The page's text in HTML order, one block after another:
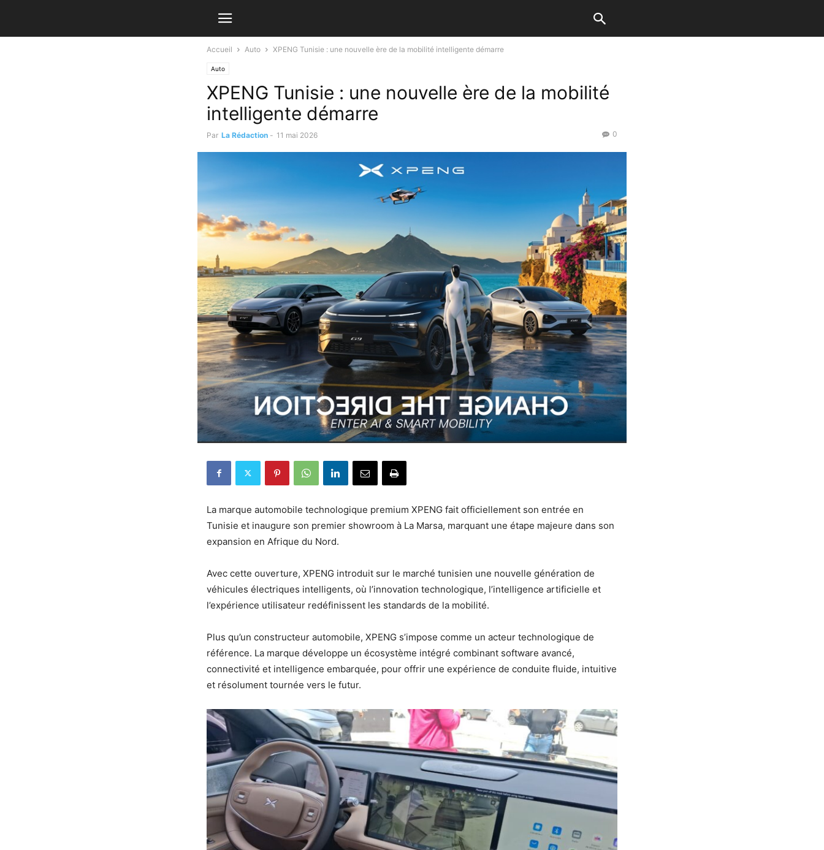
Accueil Auto XPENG Tunisie : une nouvelle ère de la mobilité intelligente démarre
Auto
XPENG Tunisie : une nouvelle ère de la mobilité
intelligente démarre
Par La Rédaction - 11 mai 2026 0
La marque automobile technologique premium XPENG fait officiellement son entrée en
Tunisie et inaugure son premier showroom à La Marsa, marquant une étape majeure dans son
expansion en Afrique du Nord.
Avec cette ouverture, XPENG introduit sur le marché tunisien une nouvelle génération de
véhicules électriques intelligents, où l’innovation technologique, l’intelligence artificielle et
l’expérience utilisateur redéfinissent les standards de la mobilité.
Plus qu’un constructeur automobile, XPENG s’impose comme un acteur technologique de
référence. La marque développe un écosystème intégré combinant software avancé,
connectivité et intelligence embarquée, pour offrir une expérience de conduite fluide, intuitive
et résolument tournée vers le futur.